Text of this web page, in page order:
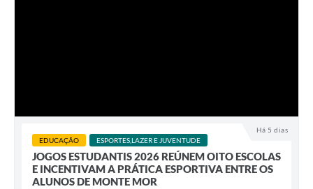
Há 5 dias
EDUCAÇÃO ESPORTES,LAZER E JUVENTUDE
JOGOS ESTUDANTIS 2026 REÚNEM OITO ESCOLAS
E INCENTIVAM A PRÁTICA ESPORTIVA ENTRE OS
ALUNOS DE MONTE MOR